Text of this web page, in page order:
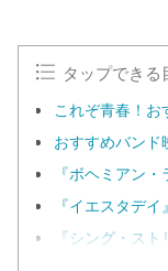
タップできる
これぞ青春！
おすすめバンド
『ボヘミアン
『イエスタデ
『シング・ス